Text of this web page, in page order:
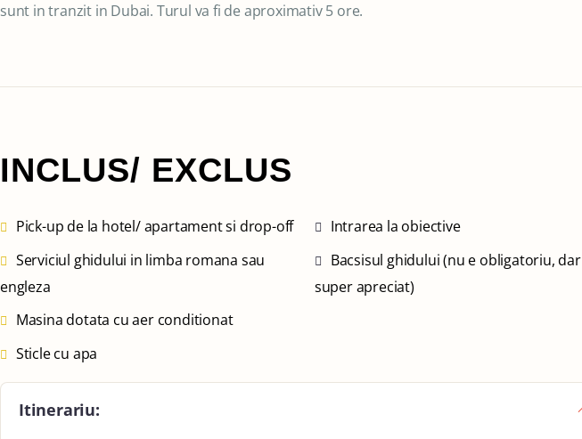
sunt in tranzit in Dubai. Turul va fi de aproximativ 5 ore.
INCLUS/ EXCLUS
Pick-up de la hotel/ apartament si drop-off
Serviciul ghidului in limba romana sau
engleza
Masina dotata cu aer conditionat
Sticle cu apa
Intrarea la obiective
Bacsisul ghidului (nu e obligatoriu, dar
super apreciat)
Itinerariu: